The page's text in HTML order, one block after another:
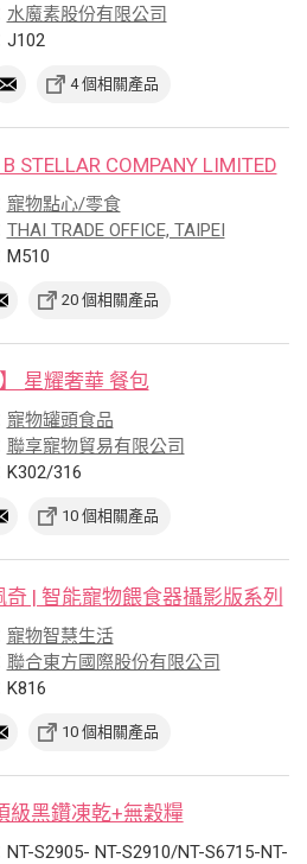
水魔素股份有限公司
J102
4 個相關產品
STELLAR COMPANY LIMITED
寵物點心/零食
THAI TRADE OFFICE, TAIPEI
M510
20 個相關產品
星耀奢華 餐包
寵物罐頭食品
聯享寵物貿易有限公司
K302/316
10 個相關產品
奇 | 智能寵物餵食器攝影版系列
寵物智慧生活
聯合東方國際股份有限公司
K816
10 個相關產品
級黑鑽凍乾+無穀糧
S2905- NT-S2910/NT-S6715-NT-